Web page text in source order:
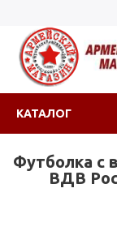
КАТАЛОГ
Футболка с
ВДВ